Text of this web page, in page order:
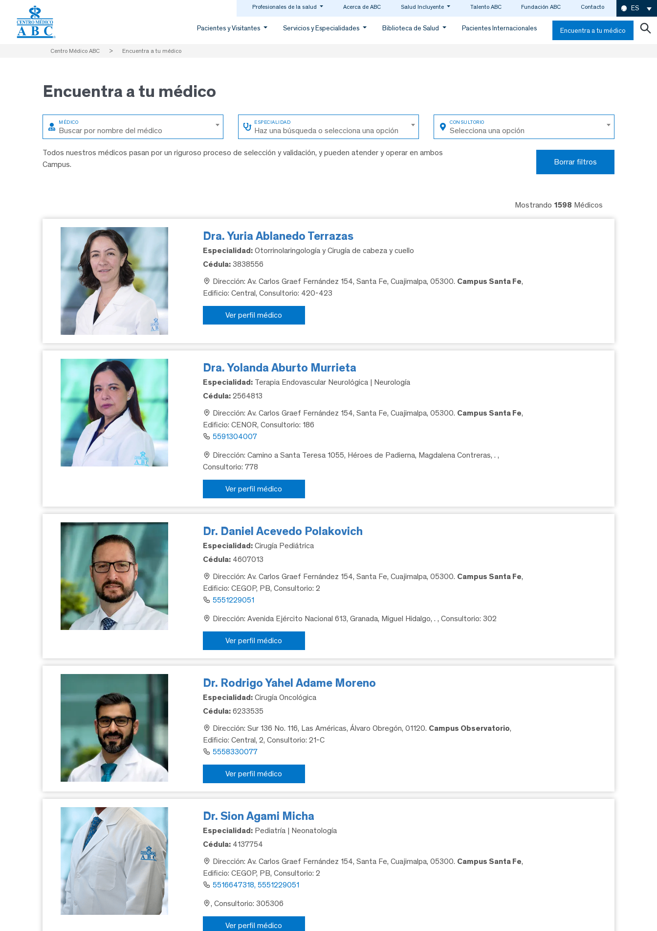
Profesionales de la salud Acerca de ABC Salud Incluyente Talento ABC Fundación ABC Contacto ES
Pacientes y Visitantes Servicios y Especialidades Biblioteca de Salud Pacientes Internacionales Encuentra a tu médico
Centro Médico ABC > Encuentra a tu médico
Encuentra a tu médico
Buscar por nombre del médico Haz una búsqueda o selecciona una opción Selecciona una opción
Todos nuestros médicos pasan por un riguroso proceso de selección y validación, y pueden atender y operar en ambos
Campus.
Borrar filtros
Mostrando 1598 Médicos
Dra. Yuria Ablanedo Terrazas
Especialidad: Otorrinolaringología y Cirugía de cabeza y cuello
Cédula: 3838556
Dirección: Av. Carlos Graef Fernández 154, Santa Fe, Cuajimalpa, 05300. Campus Santa Fe,
Edificio: Central, Consultorio: 420-423
Ver perfil médico
Dra. Yolanda Aburto Murrieta
Especialidad: Terapia Endovascular Neurológica | Neurología
Cédula: 2564813
Dirección: Av. Carlos Graef Fernández 154, Santa Fe, Cuajimalpa, 05300. Campus Santa Fe,
Edificio: CENOR, Consultorio: 186
5591304007
Dirección: Camino a Santa Teresa 1055, Héroes de Padierna, Magdalena Contreras, . ,
Consultorio: 778
Ver perfil médico
Dr. Daniel Acevedo Polakovich
Especialidad: Cirugía Pediátrica
Cédula: 4607013
Dirección: Av. Carlos Graef Fernández 154, Santa Fe, Cuajimalpa, 05300. Campus Santa Fe,
Edificio: CEGOP, PB, Consultorio: 2
5551229051
Dirección: Avenida Ejército Nacional 613, Granada, Miguel Hidalgo, . , Consultorio: 302
Ver perfil médico
Dr. Rodrigo Yahel Adame Moreno
Especialidad: Cirugía Oncológica
Cédula: 6233535
Dirección: Sur 136 No. 116, Las Américas, Álvaro Obregón, 01120. Campus Observatorio,
Edificio: Central, 2, Consultorio: 21-C
5558330077
Ver perfil médico
Dr. Sion Agami Micha
Especialidad: Pediatría | Neonatología
Cédula: 4137754
Dirección: Av. Carlos Graef Fernández 154, Santa Fe, Cuajimalpa, 05300. Campus Santa Fe,
Edificio: CEGOP, PB, Consultorio: 2
5516647318, 5551229051
, Consultorio: 305306
Ver perfil médico